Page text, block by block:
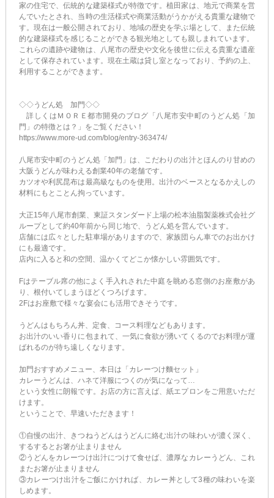
家の住宅で、伝統的な建築様式が特徴です。植田家は、地元で商業を営
んでいたとされ、当時の生活様式や商業活動がうかがえる貴重な建物で
す。現在は一般公開されており、地域の歴史を学ぶ場として、また伝統
的な建築様式を感じることができる観光地としても親しまれています。
これらの遺跡や建物は、八尾市の歴史や文化を後世に伝える貴重な遺産
として保存されています。現在土蔵は貸し室となっており、予約の上、
利用することができます。
◇◇うどん処 加門◇◇
詳しくはＭＯＲＥ都市開発のブログ「八尾市安中町のうどん処「加
門」の特徴とは？」をご覧ください！
https://www.more-ud.com/blog/entry-363474/
八尾市安中町のうどん処「加門」は、こだわりの出汁とほんのり甘めの
大阪うどんが味わえる創業40年の老舗です。
カツオや利尻昆布は最高級なものを使用。出汁のベースとなるかえしの
材料にもとことん拘っています。
大正15年八尾市創業、東証スタンダード上場の松本油脂製薬株式会社グ
ループとして約40年前から同じ地で、うどん処を営んでいます。
店舗には広々とした駐車場がありますので、家族団らん車でのお出かけ
にも最適です。
店内に入ると和の空間、温かくてどこか懐かしい雰囲気です。
Fはテーブル席の他によく手入れされた中庭を眺める窓側のお座敷があ
り、根付いてしまうほどくつろげます。
2Fはお座敷で様々な宴会にも活用できそうです。
うどんはもちろん丼、定食、コース料理などもあります。
お出汁のいい香りに包まれて、一気に食欲が湧いてくるのでお料理が運
ばれるのが待ち遠しくなります。
加門おすすめメニュー、本日は「カレーつけ麵セット」
カレーうどんは、ハネて洋服につくのが気になって…
という女性に朗報です。お店の方に言えば、紙エプロンをご用意いただ
けます。
ということで、早速いただきます！
①自慢の出汁、きつねうどんはうどんに絡む出汁の味わいが濃く深く、
するするとお箸が止まりません
②うどんをカレーつけ出汁につけて食せば、濃厚なカレーうどん、これ
またお箸が止まりません
③カレーつけ出汁をご飯にかければ、カレー丼として3種の味わいを楽
しめます。